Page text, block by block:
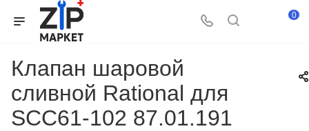
0
Клапан шаровой
сливной Rational для
SCC61-102 87.01.191